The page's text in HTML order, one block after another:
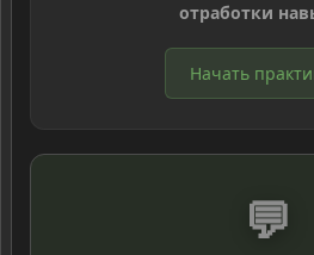
отработки
Начать
💬